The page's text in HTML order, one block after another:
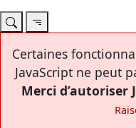
Certaines
JavaScript ne peut
Merci d’autoriser